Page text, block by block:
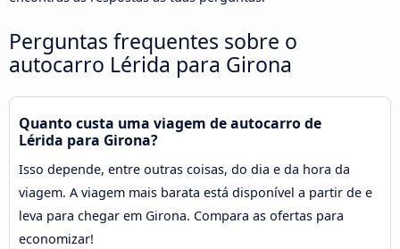
Perguntas frequentes sobre o
autocarro Lérida para Girona
Quanto custa uma viagem de autocarro de
Lérida para Girona?
Isso depende, entre outras coisas, do dia e da hora da
viagem. A viagem mais barata está disponível a partir de e
leva para chegar em Girona. Compara as ofertas para
economizar!